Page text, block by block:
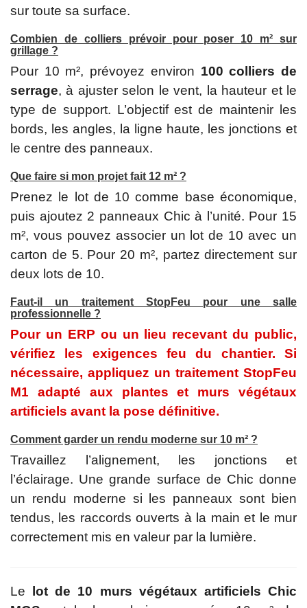
sur toute sa surface.
Combien de colliers prévoir pour poser 10 m² sur
grillage ?
Pour 10 m², prévoyez environ 100 colliers de
serrage, à ajuster selon le vent, la hauteur et le
type de support. L’objectif est de maintenir les
bords, les angles, la ligne haute, les jonctions et
le centre des panneaux.
Que faire si mon projet fait 12 m² ?
Prenez le lot de 10 comme base économique,
puis ajoutez 2 panneaux Chic à l’unité. Pour 15
m², vous pouvez associer un lot de 10 avec un
carton de 5. Pour 20 m², partez directement sur
deux lots de 10.
Faut-il un traitement StopFeu pour une salle
professionnelle ?
Pour un ERP ou un lieu recevant du public,
vérifiez les exigences feu du chantier. Si
nécessaire, appliquez un traitement StopFeu
M1 adapté aux plantes et murs végétaux
artificiels avant la pose définitive.
Comment garder un rendu moderne sur 10 m² ?
Travaillez l’alignement, les jonctions et
l’éclairage. Une grande surface de Chic donne
un rendu moderne si les panneaux sont bien
tendus, les raccords ouverts à la main et le mur
correctement mis en valeur par la lumière.
Le
lot de 10 murs végétaux artificiels Chic